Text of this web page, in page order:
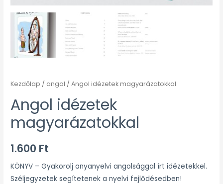
Kezdőlap / angol / Angol idézetek magyarázatokkal
Angol idézetek
magyarázatokkal
1.600 Ft
KÖNYV – Gyakorolj anyanyelvi angolsággal írt idézetekkel.
Széljegyzetek segítetenek a nyelvi fejlődésedben!